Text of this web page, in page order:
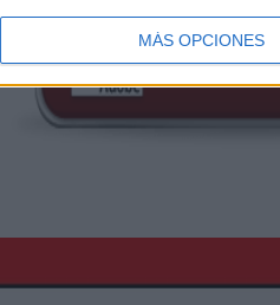
MÁS OPCIONES